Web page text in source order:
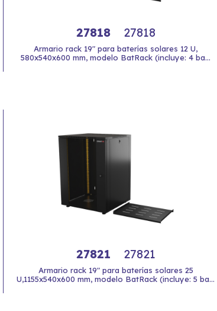
27818 27818
Armario rack 19" para baterías solares 12 U,
580x540x600 mm, modelo BatRack (incluye: 4 ba...
27821 27821
Armario rack 19" para baterías solares 25
U,1155x540x600 mm, modelo BatRack (incluye: 5 ba...